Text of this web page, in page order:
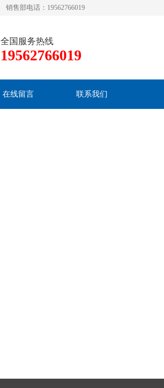
销售部电话：19562766019
全国服务热线
19562766019
在线留言 联系我们